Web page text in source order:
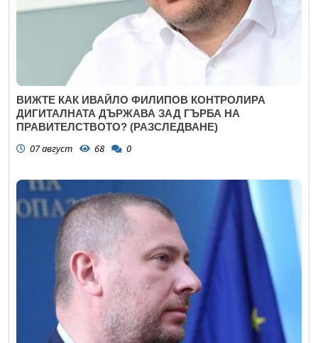
ВИЖТЕ КАК ИВАЙЛО ФИЛИПОВ КОНТРОЛИРА
ДИГИТАЛНАТА ДЪРЖАВА ЗАД ГЪРБА НА
ПРАВИТЕЛСТВОТО? (РАЗСЛЕДВАНЕ)
07 август 68 0